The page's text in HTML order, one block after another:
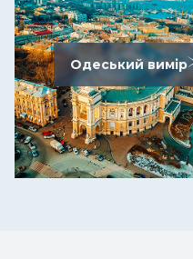
Одеський вимір